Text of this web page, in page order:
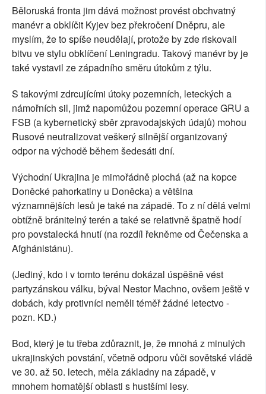
Běloruská fronta jim dává možnost provést obchvatný
manévr a obklíčit Kyjev bez překročení Dněpru, ale
myslím, že to spíše neudělají, protože by zde riskovali
bitvu ve stylu obklíčení Leningradu. Takový manévr by je
také vystavil ze západního směru útokům z týlu.
S takovými zdrcujícími útoky pozemních, leteckých a
námořních sil, jimž napomůžou pozemní operace GRU a
FSB (a kybernetický sběr zpravodajských údajů) mohou
Rusové neutralizovat veškerý silnější organizovaný
odpor na východě během šedesáti dní.
Východní Ukrajina je mimořádně plochá (až na kopce
Doněcké pahorkatiny u Doněcka) a většina
významnějších lesů je také na západě. To z ní dělá velmi
obtížně bránitelný terén a také se relativně špatně hodí
pro povstalecká hnutí (na rozdíl řekněme od Čečenska a
Afghánistánu).
(Jediný, kdo i v tomto terénu dokázal úspěšně vést
partyzánskou válku, býval Nestor Machno, ovšem ještě v
dobách, kdy protivníci neměli téměř žádné letectvo -
pozn. KD.)
Bod, který je tu třeba zdůraznit, je, že mnohá z minulých
ukrajinských povstání, včetně odporu vůči sovětské vládě
ve 30. až 50. letech, měla základny na západě, v
mnohem hornatější oblasti s hustšími lesy.